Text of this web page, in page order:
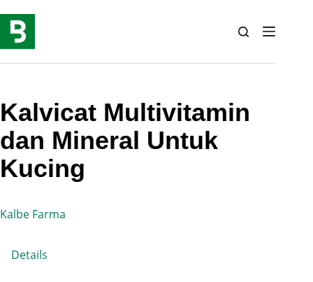
content
Kalvicat Multivitamin
dan Mineral Untuk
Kucing
Kalbe Farma
Details